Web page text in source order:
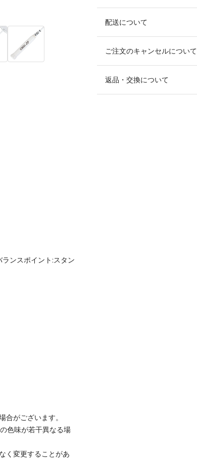
配送について
ご注文のキャンセルについて
返品・交換について
ンスポイント:スタン
がございます。
色味が若干異なる場
く変更することがあ